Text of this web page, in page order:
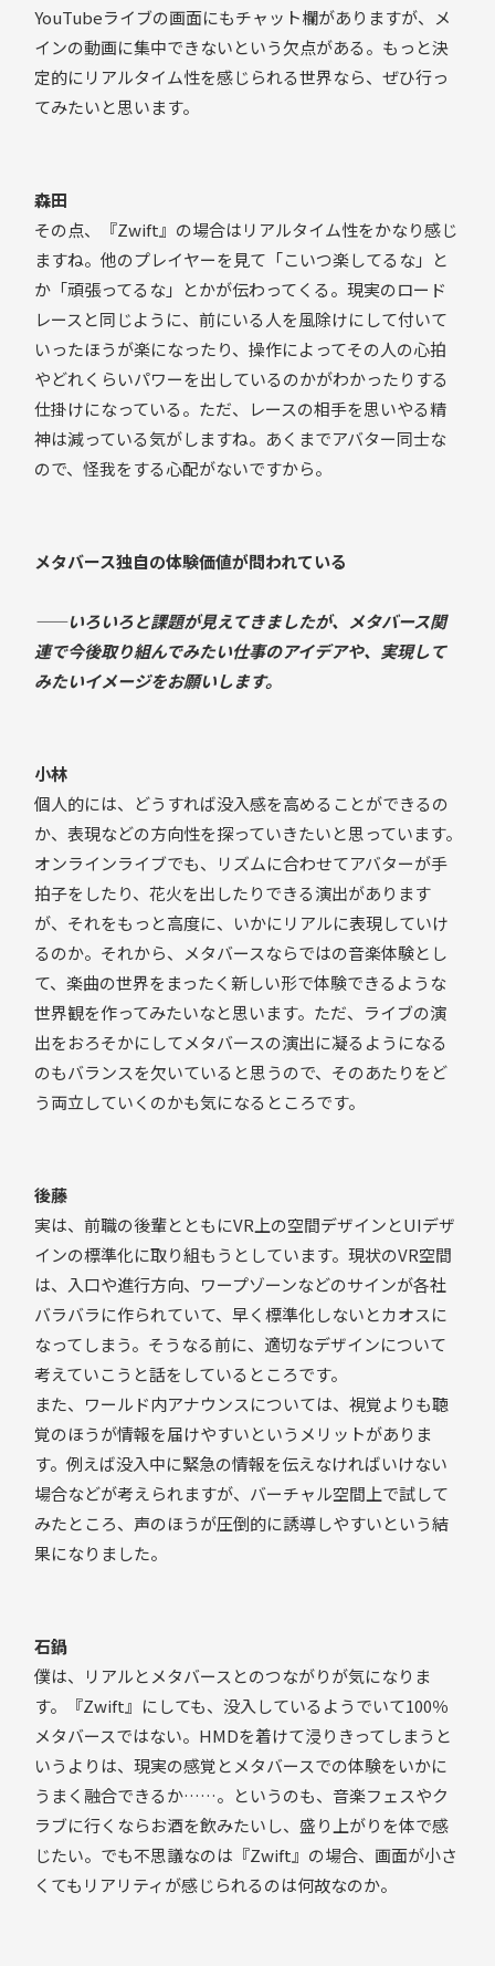
YouTubeライブの画面にもチャット欄がありますが、メ
インの動画に集中できないという欠点がある。もっと決
定的にリアルタイム性を感じられる世界なら、ぜひ行っ
てみたいと思います。
森田
その点、『Zwift』の場合はリアルタイム性をかなり感じ
ますね。他のプレイヤーを見て「こいつ楽してるな」と
か「頑張ってるな」とかが伝わってくる。現実のロード
レースと同じように、前にいる人を風除けにして付いて
いったほうが楽になったり、操作によってその人の心拍
やどれくらいパワーを出しているのかがわかったりする
仕掛けになっている。ただ、レースの相手を思いやる精
神は減っている気がしますね。あくまでアバター同士な
ので、怪我をする心配がないですから。
メタバース独自の体験価値が問われている
——いろいろと課題が見えてきましたが、メタバース関
連で今後取り組んでみたい仕事のアイデアや、実現して
みたいイメージをお願いします。
小林
個人的には、どうすれば没入感を高めることができるの
か、表現などの方向性を探っていきたいと思っています。
オンラインライブでも、リズムに合わせてアバターが手
拍子をしたり、花火を出したりできる演出があります
が、それをもっと高度に、いかにリアルに表現していけ
るのか。それから、メタバースならではの音楽体験とし
て、楽曲の世界をまったく新しい形で体験できるような
世界観を作ってみたいなと思います。ただ、ライブの演
出をおろそかにしてメタバースの演出に凝るようになる
のもバランスを欠いていると思うので、そのあたりをど
う両立していくのかも気になるところです。
後藤
実は、前職の後輩とともにVR上の空間デザインとUIデザ
インの標準化に取り組もうとしています。現状のVR空間
は、入口や進行方向、ワープゾーンなどのサインが各社
バラバラに作られていて、早く標準化しないとカオスに
なってしまう。そうなる前に、適切なデザインについて
考えていこうと話をしているところです。
また、ワールド内アナウンスについては、視覚よりも聴
覚のほうが情報を届けやすいというメリットがありま
す。例えば没入中に緊急の情報を伝えなければいけない
場合などが考えられますが、バーチャル空間上で試して
みたところ、声のほうが圧倒的に誘導しやすいという結
果になりました。
石鍋
僕は、リアルとメタバースとのつながりが気になりま
す。『Zwift』にしても、没入しているようでいて100％
メタバースではない。HMDを着けて浸りきってしまうと
いうよりは、現実の感覚とメタバースでの体験をいかに
うまく融合できるか……。というのも、音楽フェスやク
ラブに行くならお酒を飲みたいし、盛り上がりを体で感
じたい。でも不思議なのは『Zwift』の場合、画面が小さ
くてもリアリティが感じられるのは何故なのか。